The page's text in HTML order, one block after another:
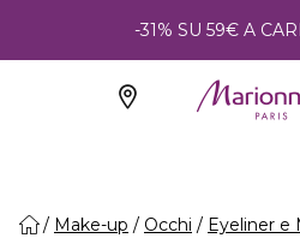
-31% SU 59€ A
Make-up Occhi Eyeliner e